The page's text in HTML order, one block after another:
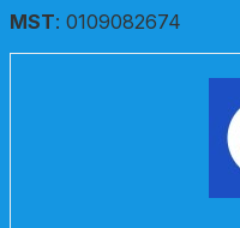
MST: 0109082674